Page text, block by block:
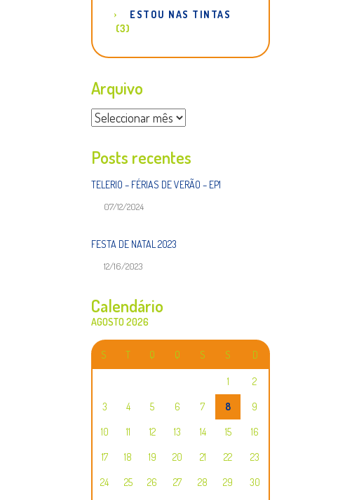
ESTOU NAS TINTAS
(3)
Arquivo
Arquivo
Posts recentes
TELERIO – FÉRIAS DE VERÃO – EP1
07/12/2024
FESTA DE NATAL 2023
12/16/2023
Calendário
AGOSTO 2026
S T Q Q S S D
1 2
3 4 5 6 7 8 9
10 11 12 13 14 15 16
17 18 19 20 21 22 23
24 25 26 27 28 29 30